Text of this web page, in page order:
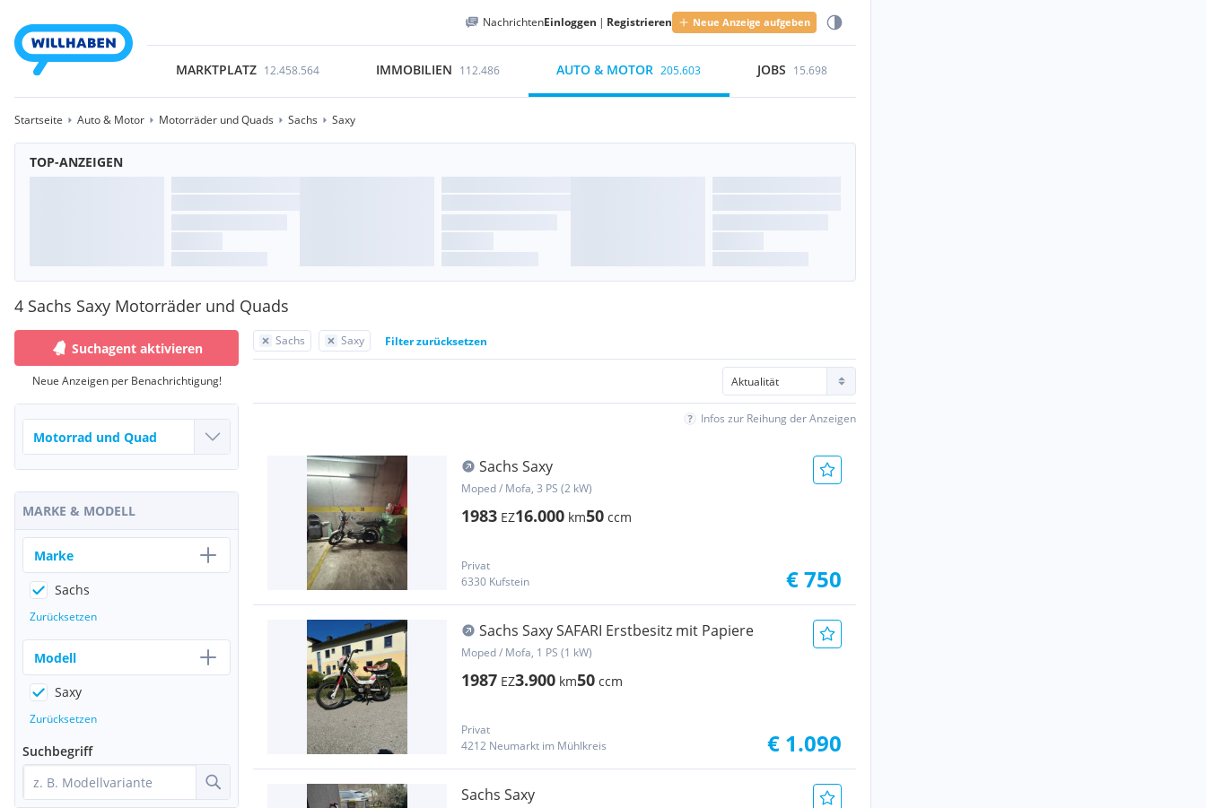
NachrichtenEinloggen | Registrieren Neue Anzeige aufgeben
MARKTPLATZ 12.458.564 IMMOBILIEN 112.486 AUTO & MOTOR 205.603 JOBS 15.698
Startseite Auto & Motor Motorräder und Quads Sachs Saxy
TOP-ANZEIGEN
4 Sachs Saxy Motorräder und Quads
Sachs Saxy Filter zurücksetzen
Infos zur Reihung der Anzeigen
Sachs Saxy
Moped / Mofa, 3 PS (2 kW)
1983 EZ16.000 km50 ccm
Privat
6330 Kufstein
€ 750
Sachs Saxy SAFARI Erstbesitz mit Papiere
Moped / Mofa, 1 PS (1 kW)
1987 EZ3.900 km50 ccm
Privat
4212 Neumarkt im Mühlkreis
€ 1.090
Sachs Saxy
Suchagent aktivieren
Neue Anzeigen per Benachrichtigung!
MARKE & MODELL
Marke
Sachs
Zurücksetzen
Modell
Saxy
Zurücksetzen
Suchbegriff